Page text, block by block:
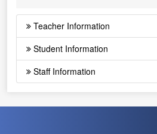
Teacher Information
Student Information
Staff Information